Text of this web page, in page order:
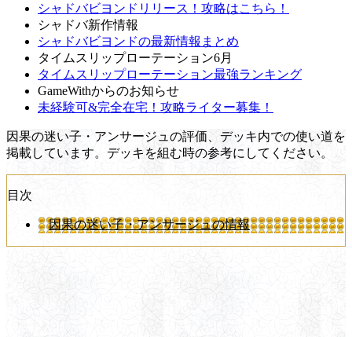
シャドバビヨンドリリース！攻略はこちら！
シャドバ新作情報
シャドバビヨンドの最新情報まとめ
タイムスリップローテーション6月
タイムスリップローテーション最強ランキング
GameWithからのお知らせ
未経験可&完全在宅！攻略ライター募集！
因果の迷い子・アンサージュの評価、デッキ内での使い道を
掲載しています。デッキを組む時の参考にしてください。
目次
因果の迷い子・アンサージュの情報